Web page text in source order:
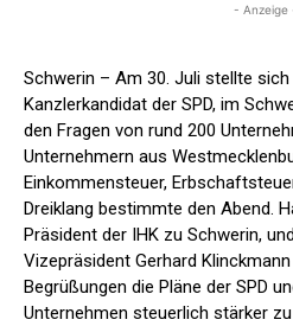
- Anzeige
Schwerin – Am 30. Juli stellte sich
Kanzlerkandidat der SPD, im
den Fragen von rund 200
Unternehmern aus
Einkommensteuer,
Dreiklang bestimmte den Abend.
Präsident der IHK zu Schwerin,
Vizepräsident Gerhard
Begrüßungen die Pläne der SPD
Unternehmen steuerlich stärker